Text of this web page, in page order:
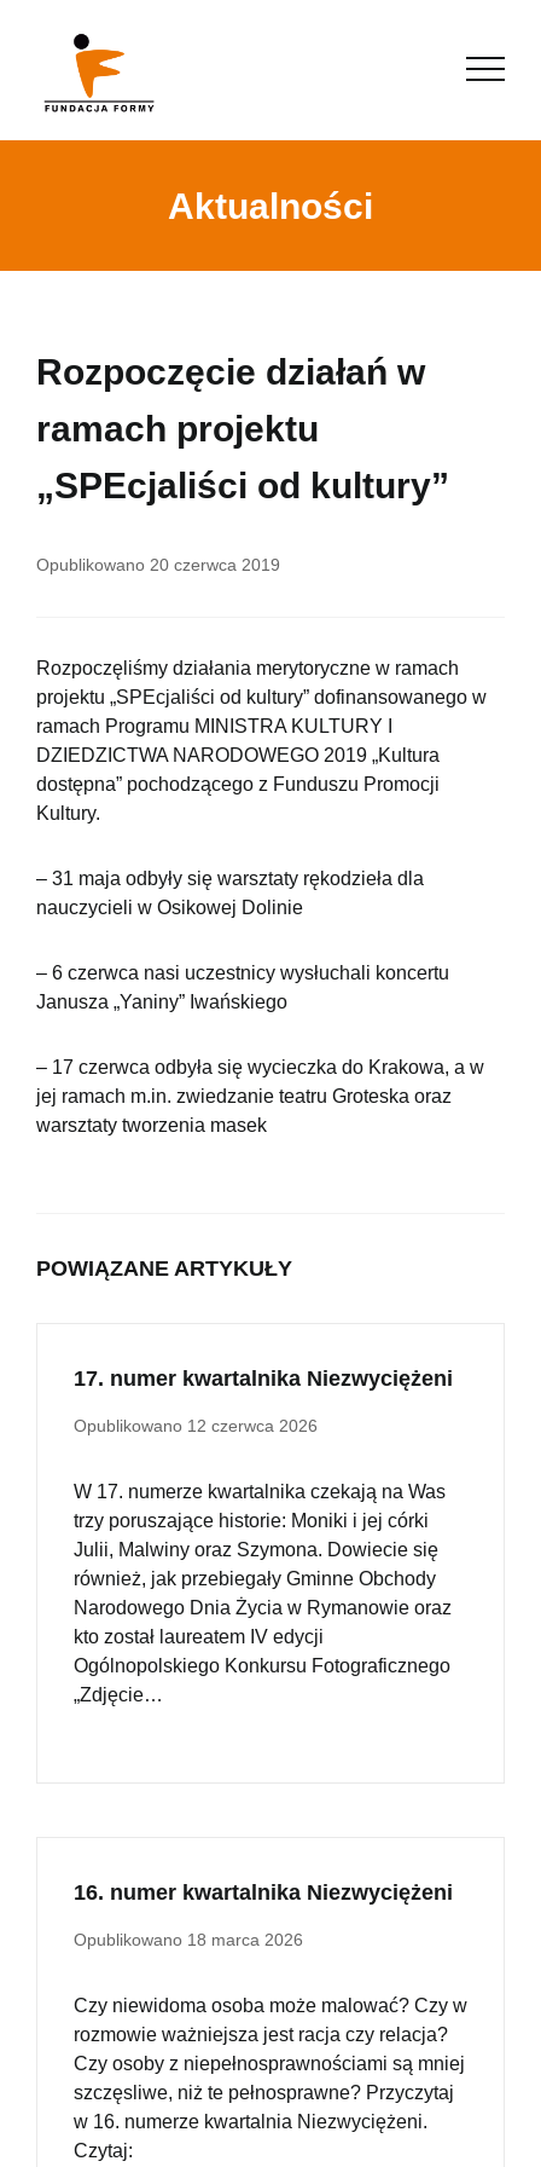
Aktualności
Rozpoczęcie działań w
ramach projektu
„SPEcjaliści od kultury”
Opublikowano 20 czerwca 2019
Rozpoczęliśmy działania merytoryczne w ramach
projektu „SPEcjaliści od kultury” dofinansowanego w
ramach Programu MINISTRA KULTURY I
DZIEDZICTWA NARODOWEGO 2019 „Kultura
dostępna” pochodzącego z Funduszu Promocji
Kultury.
– 31 maja odbyły się warsztaty rękodzieła dla
nauczycieli w Osikowej Dolinie
– 6 czerwca nasi uczestnicy wysłuchali koncertu
Janusza „Yaniny” Iwańskiego
– 17 czerwca odbyła się wycieczka do Krakowa, a w
jej ramach m.in. zwiedzanie teatru Groteska oraz
warsztaty tworzenia masek
POWIĄZANE ARTYKUŁY
17. numer kwartalnika Niezwyciężeni
Opublikowano 12 czerwca 2026
W 17. numerze kwartalnika czekają na Was
trzy poruszające historie: Moniki i jej córki
Julii, Malwiny oraz Szymona. Dowiecie się
również, jak przebiegały Gminne Obchody
Narodowego Dnia Życia w Rymanowie oraz
kto został laureatem IV edycji
Ogólnopolskiego Konkursu Fotograficznego
„Zdjęcie…
16. numer kwartalnika Niezwyciężeni
Opublikowano 18 marca 2026
Czy niewidoma osoba może malować? Czy w
rozmowie ważniejsza jest racja czy relacja?
Czy osoby z niepełnosprawnościami są mniej
szczęsliwe, niż te pełnosprawne? Przyczytaj
w 16. numerze kwartalnia Niezwyciężeni.
Czytaj: